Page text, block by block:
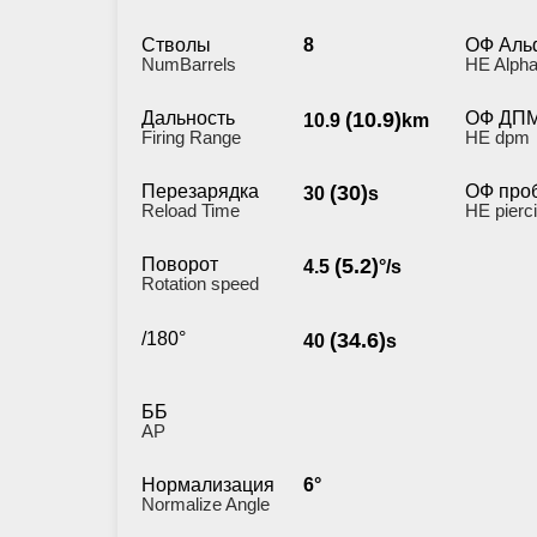
Стволы
NumBarrels
8
Дальность
Firing Range
10.9 (10.9) km
Перезарядка
Reload Time
30 (30)s
Поворот
Rotation speed
4.5 (5.2)°/s
/180° 40 (34.6)s
ОФ
HE
ОФ
HE dpm
ОФ
HE
ББ
AP
Нормализация
Normalize Angle
6°